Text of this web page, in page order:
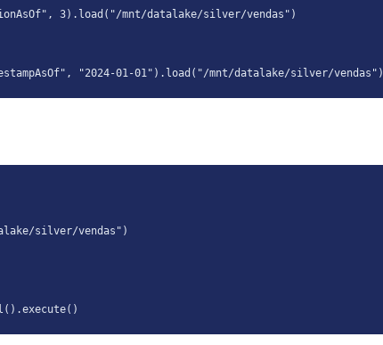
3).load("/mnt/datalake/silver/vendas")
"2024-01-01").load("/mnt/datalake/silver/vendas")
silver/vendas")